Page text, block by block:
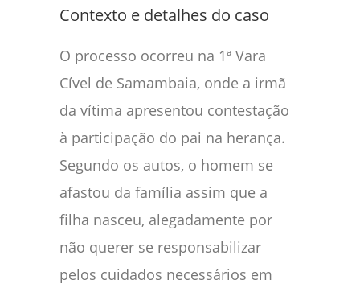
Contexto e detalhes do caso
O processo ocorreu na 1ª Vara
Cível de Samambaia, onde a irmã
da vítima apresentou contestação
à participação do pai na herança.
Segundo os autos, o homem se
afastou da família assim que a
filha nasceu, alegadamente por
não querer se responsabilizar
pelos cuidados necessários em